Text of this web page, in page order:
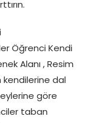
Her Öğrenci Kendi
Alanı , Resim
kendilerine dal
göre
taban